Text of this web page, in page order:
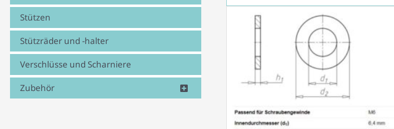
Stützen
Stützräder und -halter
Verschlüsse und Scharniere
Zubehör